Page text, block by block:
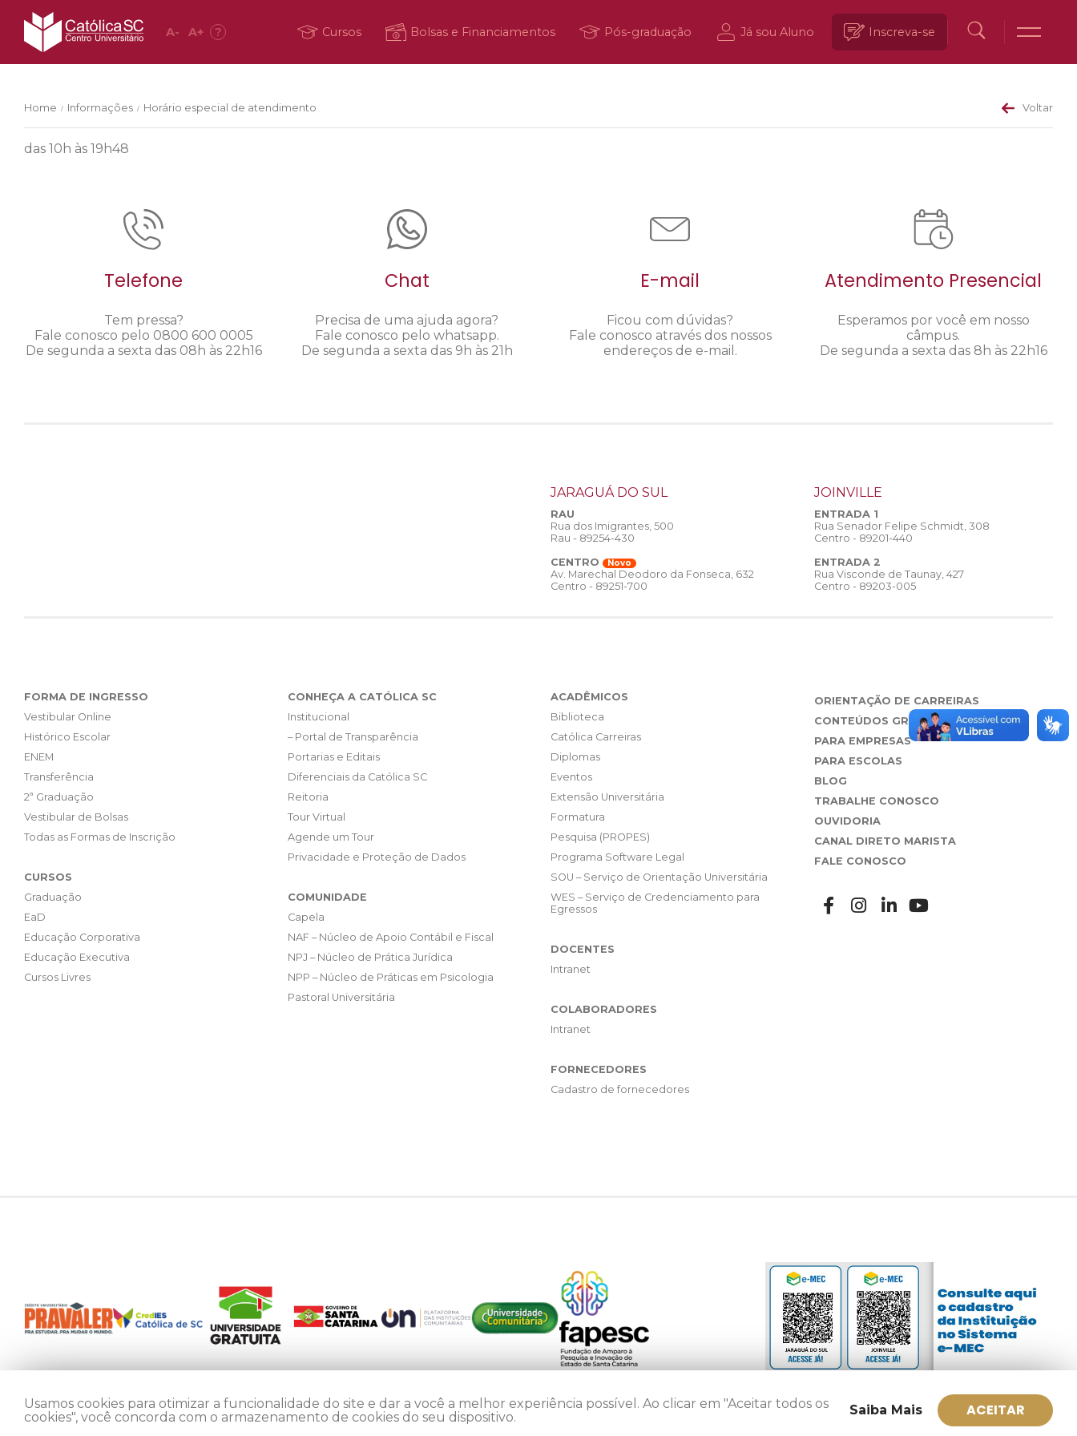
A- A+ ? Cursos Bolsas e Financiamentos Pós-graduação Já sou Aluno Inscreva-se
Home / Informações / Horário especial de atendimento Voltar
das 10h às 19h48
Telefone
Tem pressa?
Fale conosco pelo 0800 600 0005
De segunda a sexta das 08h às 22h16
Chat
Precisa de uma ajuda agora?
Fale conosco pelo whatsapp.
De segunda a sexta das 9h às 21h
E-mail
Ficou com dúvidas?
Fale conosco através dos nossos
endereços de e-mail.
Atendimento Presencial
Esperamos por você em nosso
câmpus.
De segunda a sexta das 8h às 22h16
JARAGUÁ DO SUL
RAU
Rua dos Imigrantes, 500
Rau - 89254-430
CENTRO
Novo
Av. Marechal Deodoro da Fonseca, 632
Centro - 89251-700
JOINVILLE
ENTRADA 1
Rua Senador Felipe Schmidt, 308
Centro - 89201-440
ENTRADA 2
Rua Visconde de Taunay, 427
Centro - 89203-005
FORMA DE INGRESSO
Vestibular Online
Histórico Escolar
ENEM
Transferência
2ª Graduação
Vestibular de Bolsas
Todas as Formas de Inscrição
CURSOS
Graduação
EaD
Educação Corporativa
Educação Executiva
Cursos Livres
CONHEÇA A CATÓLICA SC
Institucional
– Portal de Transparência
Portarias e Editais
Diferenciais da Católica SC
Reitoria
Tour Virtual
Agende um Tour
Privacidade e Proteção de Dados
COMUNIDADE
Capela
NAF – Núcleo de Apoio Contábil e Fiscal
NPJ – Núcleo de Prática Jurídica
NPP – Núcleo de Práticas em Psicologia
Pastoral Universitária
ACADÊMICOS
Biblioteca
Católica Carreiras
Diplomas
Eventos
Extensão Universitária
Formatura
Pesquisa (PROPES)
Programa Software Legal
SOU – Serviço de Orientação Universitária
WES – Serviço de Credenciamento para
Egressos
DOCENTES
Intranet
COLABORADORES
Intranet
FORNECEDORES
Cadastro de fornecedores
ORIENTAÇÃO DE CARREIRAS
CONTEÚDOS GRATUITOS
PARA EMPRESAS
PARA ESCOLAS
BLOG
TRABALHE CONOSCO
OUVIDORIA
CANAL DIRETO MARISTA
FALE CONOSCO
Usamos cookies para otimizar a funcionalidade do site e dar a você a melhor experiência possível. Ao clicar em "Aceitar todos os
cookies", você concorda com o armazenamento de cookies do seu dispositivo.
Saiba Mais ACEITAR